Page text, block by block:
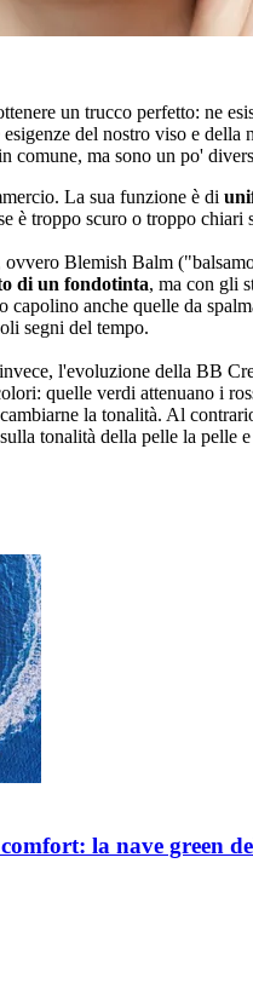
un trucco perfetto: ne
del nostro viso e
comune, ma sono un po'
La sua funzione è di
è troppo scuro o troppo
ovvero Blemish Balm
di un fondotinta, ma con gli
anche quelle da
segni del tempo.
l'evoluzione della BB
quelle verdi attenuano i
la tonalità. Al
tonalità della pelle la pelle
la nave green